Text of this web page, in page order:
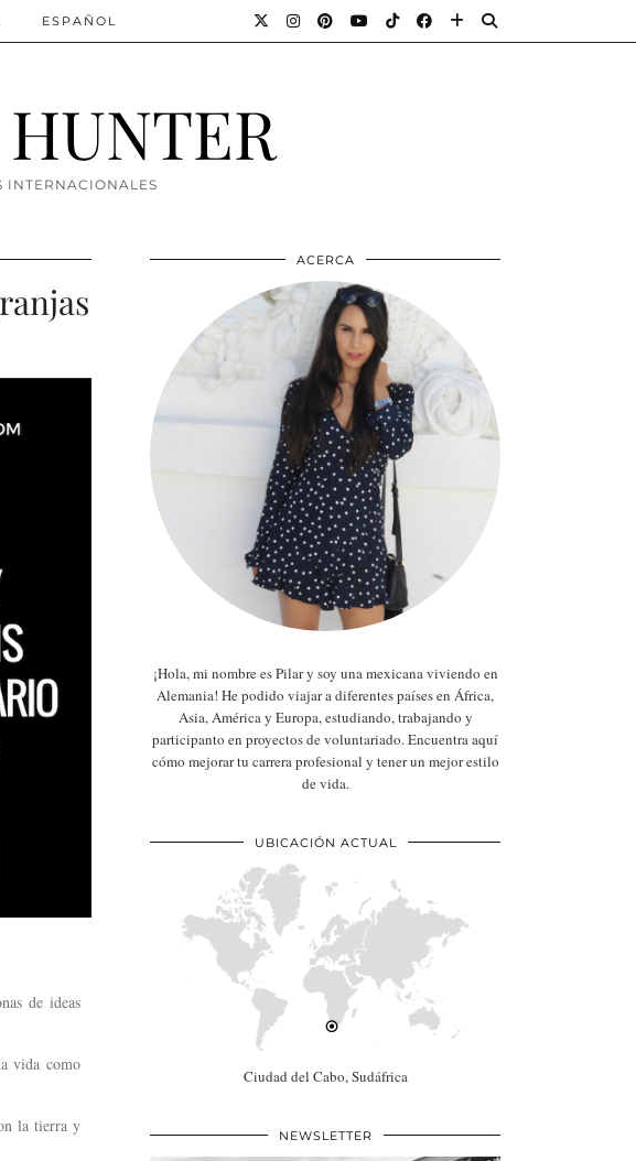
INTERNACIONALES
ESPAÑOL
de ideas
vida como
la tierra y
ACERCA
¡Hola, mi nombre es Pilar y soy una mexicana viviendo en
Alemania! He podido viajar a diferentes países en África,
Asia, América y Europa, estudiando, trabajando y
participanto en proyectos de voluntariado. Encuentra aquí
cómo mejorar tu carrera profesional y tener un mejor estilo
de vida.
UBICACIÓN ACTUAL
Ciudad del Cabo, Sudáfrica
NEWSLETTER